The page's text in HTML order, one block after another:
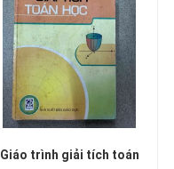
Giáo trình giải tích toán